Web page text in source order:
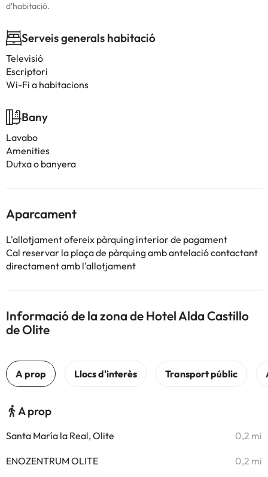
d'habitació.
Serveis generals habitació
Televisió
Escriptori
Wi-Fi a habitacions
Bany
Lavabo
Amenities
Dutxa o banyera
Aparcament
L'allotjament ofereix pàrquing interior de pagament
Cal reservar la plaça de pàrquing amb antelació contactant
directament amb l'allotjament
Informació de la zona de Hotel Alda Castillo
de Olite
A prop
Santa María la Real, Olite 0,2 mi
ENOZENTRUM OLITE 0,2 mi